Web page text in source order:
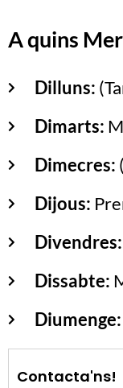
A quins
Dilluns:
Dimarts:
Dimecres:
Dijous:
Divendres:
Dissabte:
Diumenge:
Contacta'ns!